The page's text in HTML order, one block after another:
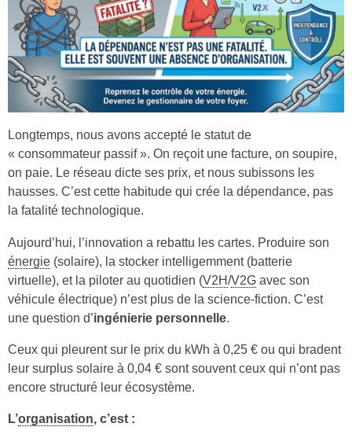
Longtemps, nous avons accepté le statut de
« consommateur passif ». On reçoit une facture, on soupire,
on paie. Le réseau dicte ses prix, et nous subissons les
hausses. C’est cette habitude qui crée la dépendance, pas
la fatalité technologique.
Aujourd’hui, l’innovation a rebattu les cartes. Produire son
énergie (solaire), la stocker intelligemment (batterie
virtuelle), et la piloter au quotidien (V2H/V2G avec son
véhicule électrique) n’est plus de la science-fiction. C’est
une question d’ingénierie personnelle.
Ceux qui pleurent sur le prix du kWh à 0,25 € ou qui bradent
leur surplus solaire à 0,04 € sont souvent ceux qui n’ont pas
encore structuré leur écosystème.
L’organisation, c’est :